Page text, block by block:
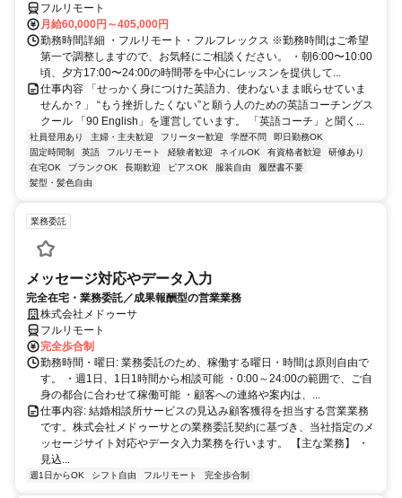
フルリモート
月給60,000円～405,000円
勤務時間詳細 ・フルリモート・フルフレックス ※勤務時間はご希望
第一で調整しますので、お気軽にご相談ください。 ・朝6:00〜10:00
頃、夕方17:00〜24:00の時間帯を中心にレッスンを提供して...
仕事内容 「せっかく身につけた英語力、使わないまま眠らせていま
せんか？」 “もう挫折したくない”と願う人のための英語コーチングス
クール 「90 English」を運営しています。 「英語コーチ」と聞く...
社員登用あり 主婦・主夫歓迎 フリーター歓迎 学歴不問
即日勤務OK
固定時間制
英語 フルリモート 経験者歓迎 ネイルOK 有資格者歓迎
研修あり
在宅OK
ブランクOK 長期歓迎 ピアスOK 服装自由
履歴書不要
髪型・髪色自由
業務委託
メッセージ対応やデータ入力
完全在宅・業務委託／成果報酬型の営業業務
株式会社メドゥーサ
フルリモート
完全歩合制
勤務時間・曜日: 業務委託のため、稼働する曜日・時間は原則自由で
す。 ・週1日、1日1時間から相談可能 ・0:00～24:00の範囲で、ご自
身の都合に合わせて稼働可能 ・顧客への連絡や案内は、...
仕事内容: 結婚相談所サービスの見込み顧客獲得を担当する営業業務
です。株式会社メドゥーサとの業務委託契約に基づき、当社指定のメ
ッセージサイト対応やデータ入力業務を行います。 【主な業務】 ・
見込...
週1日からOK シフト自由 フルリモート 完全歩合制